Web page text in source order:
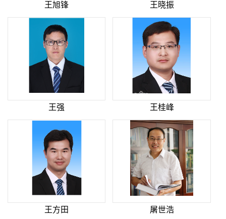
王旭锋 王晓振
王强 王桂峰
王方田 屠世浩